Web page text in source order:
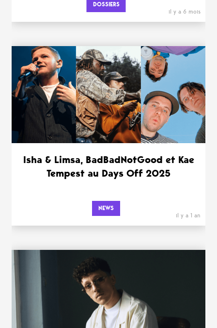
DOSSIERS
il y a 6 mois
Isha & Limsa, BadBadNotGood et Kae
Tempest au Days Off 2025
NEWS
il y a 1 an